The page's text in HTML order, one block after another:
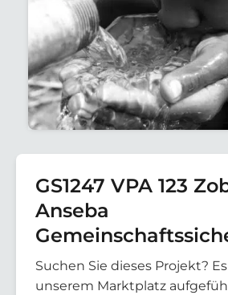
GS1247 VPA 123
Anseba
Wasser
Suchen Sie dieses Projekt?
unserem Marktplatz